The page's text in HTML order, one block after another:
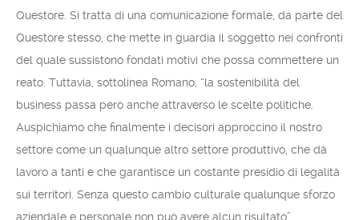
Questore. Si tratta di una comunicazione formale, da parte del
Questore stesso, che mette in guardia il soggetto nei confronti
del quale sussistono fondati motivi che possa commettere un
reato. Tuttavia, sottolinea Romano, “la sostenibilità del
business passa però anche attraverso le scelte politiche.
Auspichiamo che finalmente i decisori approccino il nostro
settore come un qualunque altro settore produttivo, che dà
lavoro a tanti e che garantisce un costante presidio di legalità
sui territori. Senza questo cambio culturale qualunque sforzo
aziendale e personale non può avere alcun risultato”.